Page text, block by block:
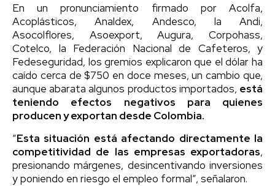
En un pronunciamiento firmado por Acolfa,
Acoplásticos, Analdex, Andesco, la Andi,
Asocolflores, Asoexport, Augura, Corpohass,
Cotelco, la Federación Nacional de Cafeteros, y
Fedeseguridad, los gremios explicaron que el dólar ha
caído cerca de $750 en doce meses, un cambio que,
aunque abarata algunos productos importados, está
teniendo efectos negativos para quienes
producen y exportan desde Colombia.
“Esta situación está afectando directamente la
competitividad de las empresas exportadoras,
presionando márgenes, desincentivando inversiones
y poniendo en riesgo el empleo formal”, señalaron.